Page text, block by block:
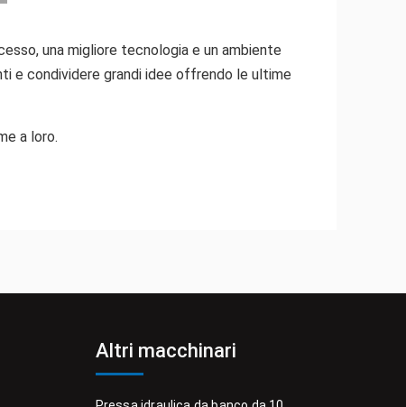
una migliore tecnologia e un ambiente
e condividere grandi idee offrendo le ultime
a loro.
Altri macchinari